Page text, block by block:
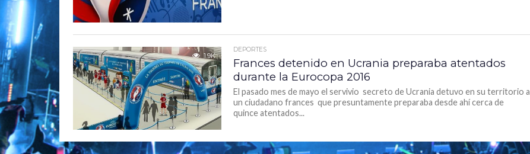
1.9K
DEPORTES
Frances detenido en Ucrania preparaba atentados
durante la Eurocopa 2016
El pasado mes de mayo el servivio secreto de Ucrania detuvo en su territorio a
un ciudadano frances que presuntamente preparaba desde ahí cerca de
quince atentados...